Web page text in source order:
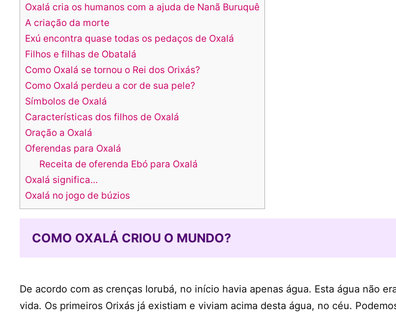
Oxalá cria os humanos com a ajuda de Nanã Buruquê
A criação da morte
Exú encontra quase todas os pedaços de Oxalá
Filhos e filhas de Obatalá
Como Oxalá se tornou o Rei dos Orixás?
Como Oxalá perdeu a cor de sua pele?
Símbolos de Oxalá
Características dos filhos de Oxalá
Oração a Oxalá
Oferendas para Oxalá
Receita de oferenda Ebó para Oxalá
Oxalá significa…
Oxalá no jogo de búzios
COMO OXALÁ CRIOU O MUNDO?
De acordo com as crenças Iorubá, no início havia apenas água. Esta água não
vida. Os primeiros Orixás já existiam e viviam acima desta água, no céu.